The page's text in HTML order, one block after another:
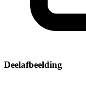
Deelafbeelding